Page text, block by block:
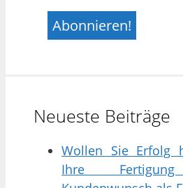
Neueste Beiträge
Wollen Sie Erfolg
Ihre Fertigung